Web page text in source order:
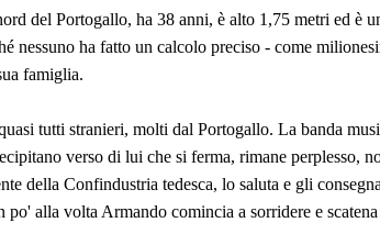
del Portogallo, ha 38 anni, è alto 1,75 metri ed è
nessuno ha fatto un calcolo preciso - come
famiglia.
tutti stranieri, molti dal Portogallo. La banda
verso di lui che si ferma, rimane perplesso,
della Confindustria tedesca, lo saluta e gli
alla volta Armando comincia a sorridere e